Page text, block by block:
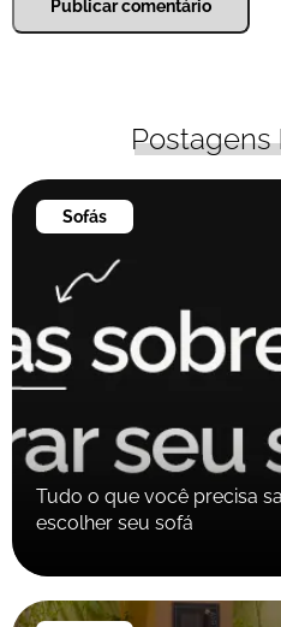
Postagens
Sofás
Tudo o que você precisa
escolher seu sofá